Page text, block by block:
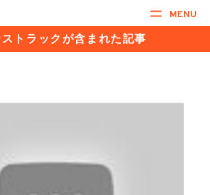
MENU
トラックが含まれた記事